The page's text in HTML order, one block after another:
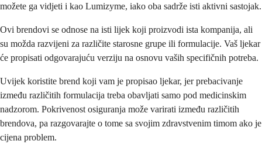
možete ga vidjeti i kao Lumizyme, iako oba sadrže isti aktivni sastojak.
Ovi brendovi se odnose na isti lijek koji proizvodi ista kompanija, ali
su možda razvijeni za različite starosne grupe ili formulacije. Vaš ljekar
će propisati odgovarajuću verziju na osnovu vaših specifičnih potreba.
Uvijek koristite brend koji vam je propisao ljekar, jer prebacivanje
između različitih formulacija treba obavljati samo pod medicinskim
nadzorom. Pokrivenost osiguranja može varirati između različitih
brendova, pa razgovarajte o tome sa svojim zdravstvenim timom ako je
cijena problem.